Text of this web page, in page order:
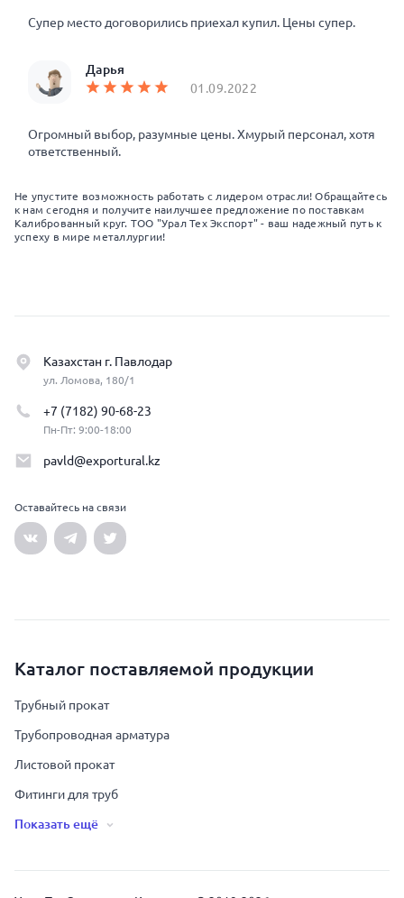
Супер место договорились приехал купил. Цены супер.
Дарья
01.09.2022
Огромный выбор, разумные цены. Хмурый персонал, хотя
ответственный.
Не упустите возможность работать с лидером отрасли! Обращайтесь
к нам сегодня и получите наилучшее предложение по поставкам
Калиброванный круг. ТОО "Урал Тех Экспорт" - ваш надежный путь к
успеху в мире металлургии!
Казахстан г. Павлодар
ул. Ломова, 180/1
+7 (7182) 90-68-23
Пн-Пт: 9:00-18:00
pavld@exportural.kz
Оставайтесь на связи
Каталог поставляемой продукции
Трубный прокат
Трубопроводная арматура
Листовой прокат
Фитинги для труб
Показать ещё